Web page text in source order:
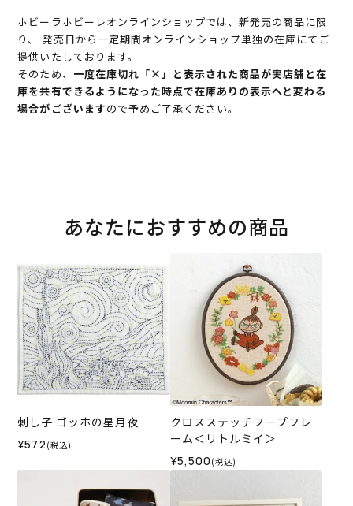
ホビーラホビーレオンラインショップでは、新発売の商品に限
り、 発売日から一定期間オンラインショップ単独の在庫にてご
提供いたしております。
そのため、 一度在庫切れ「×」と表示された商品が実店舗と在
庫を共有できるようになった時点で在庫ありの表示へと変わる
場合がございますので予めご了承ください。
あなたにおすすめの商品
刺し子 ゴッホの星月夜
¥572 (税込)
クロスステッチフープフレ
ーム＜リトルミイ＞
¥5,500 (税込)